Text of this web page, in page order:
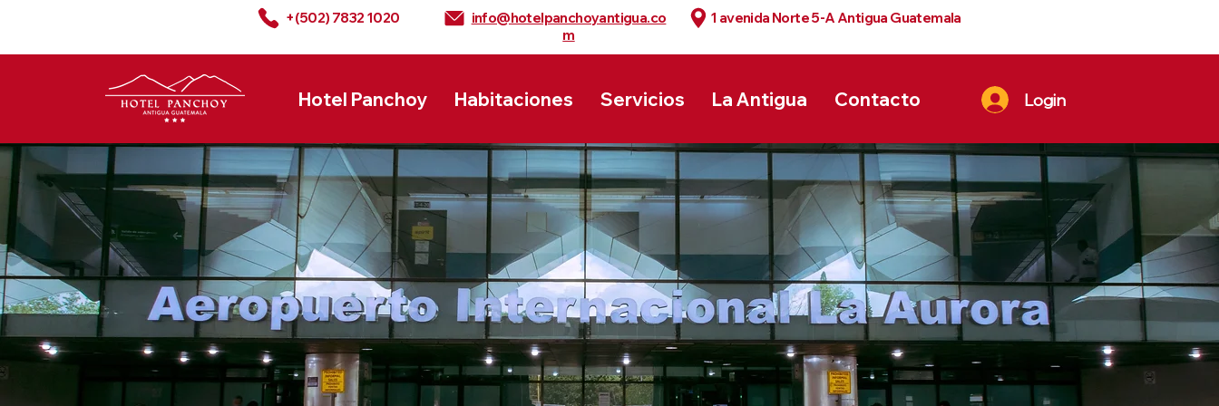
+(502) 7832 1020
info@hotelpanchoyantigua.co
m
1 avenida Norte 5-A Antigua Guatemala
Hotel Panchoy Habitaciones Servicios La Antigua Contacto Login